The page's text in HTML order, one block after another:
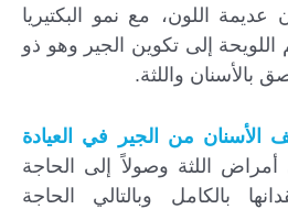
عديمة اللون،
مع نمو البكتيريا
اللويحة إلى تكوين الجير وهو ذو
بالأسنان واللثة.
الأسنان من الجير في العيادة
اللثة وصولاً إلى الحاجة
بالكامل وبالتالي الحاجة